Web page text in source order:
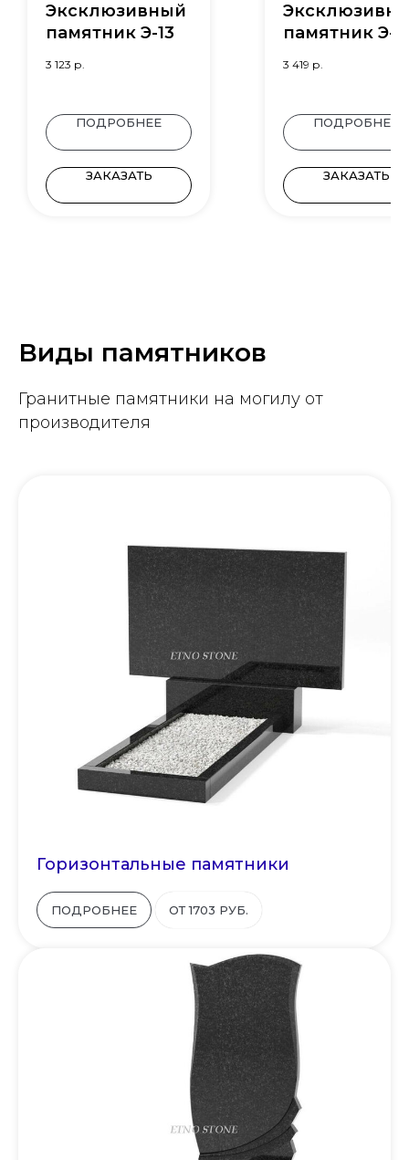
Эксклюзивный
памятник Э-13
3 123 р.
ПОДРОБНЕЕ
ЗАКАЗАТЬ
памятник Э-
3 419 р.
ПОДРОБНЕЕ
ЗАКАЗАТЬ
Виды памятников
Гранитные памятники на могилу от
производителя
Горизонтальные памятники
ПОДРОБНЕЕ ОТ 1703 РУБ.